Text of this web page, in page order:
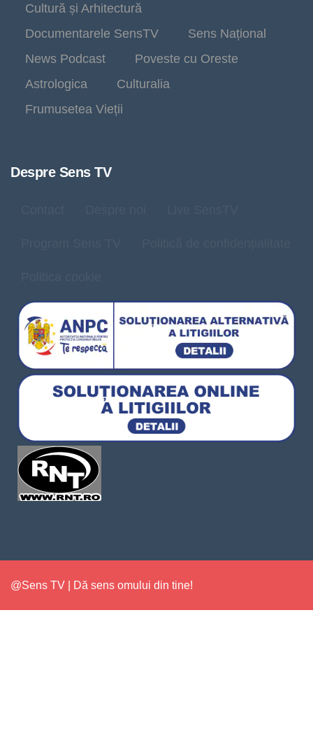
Cultură și Arhitectură
Documentarele SensTV
Sens Național
News Podcast
Poveste cu Oreste
Astrologica
Culturalia
Frumusetea Vieții
Despre Sens TV
@Sens TV | Dă sens omului din tine!